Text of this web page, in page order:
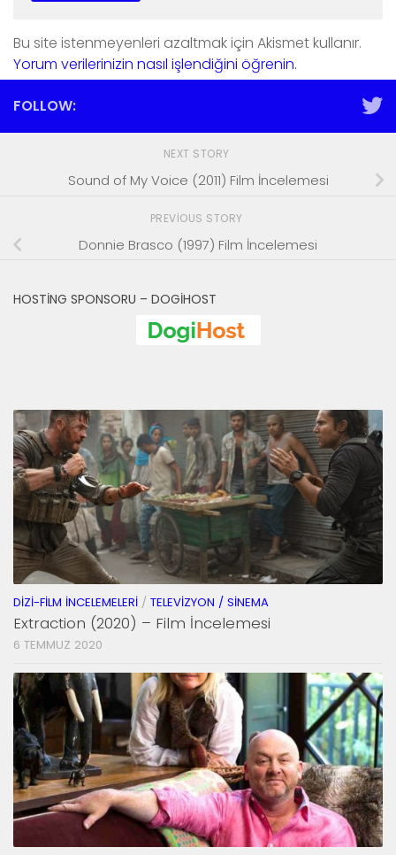
Bu site istenmeyenleri azaltmak için Akismet kullanır.
Yorum verilerinizin nasıl işlendiğini öğrenin.
FOLLOW:
NEXT STORY
Sound of My Voice (2011) Film İncelemesi
PREVIOUS STORY
Donnie Brasco (1997) Film İncelemesi
HOSTING SPONSORU – DOGIHOST
DIZI-FILM İNCELEMELERI / TELEVIZYON / SINEMA
Extraction (2020) – Film İncelemesi
6 TEMMUZ 2020